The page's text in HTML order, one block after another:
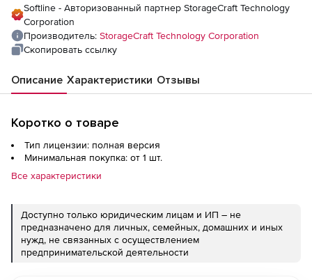
Softline - Авторизованный партнер StorageCraft Technology
Corporation
Производитель: StorageCraft Technology Corporation
Скопировать ссылку
Описание Характеристики Отзывы
Коротко о товаре
Тип лицензии: полная версия
Минимальная покупка: от 1 шт.
Все характеристики
Доступно только юридическим лицам и ИП – не
предназначено для личных, семейных, домашних и иных
нужд, не связанных с осуществлением
предпринимательской деятельности